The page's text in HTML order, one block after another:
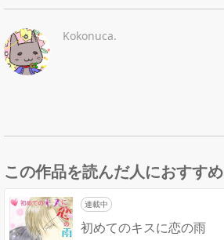
Kokonuca.
この作品を読んだ人におすすめ
連載中
初めてのキスに恋の雨